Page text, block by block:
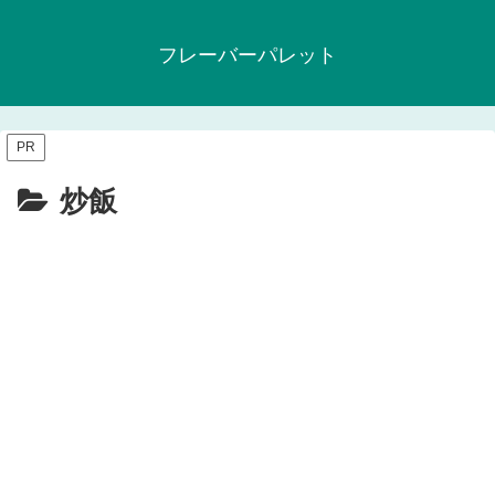
フレーバーパレット
PR
炒飯